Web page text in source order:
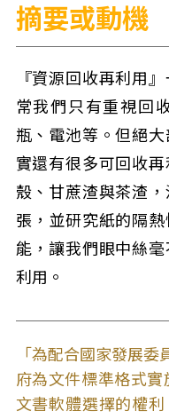
摘要或動機
『資源回收再利用
常我們只有重視回
瓶、電池等。但絕
實還有很多可回收
殼、甘蔗渣與茶渣
張，並研究紙的隔
能，讓我們眼中絲
利用。
「為配合國家發展委
府為文件標準格式
文書軟體選擇的權